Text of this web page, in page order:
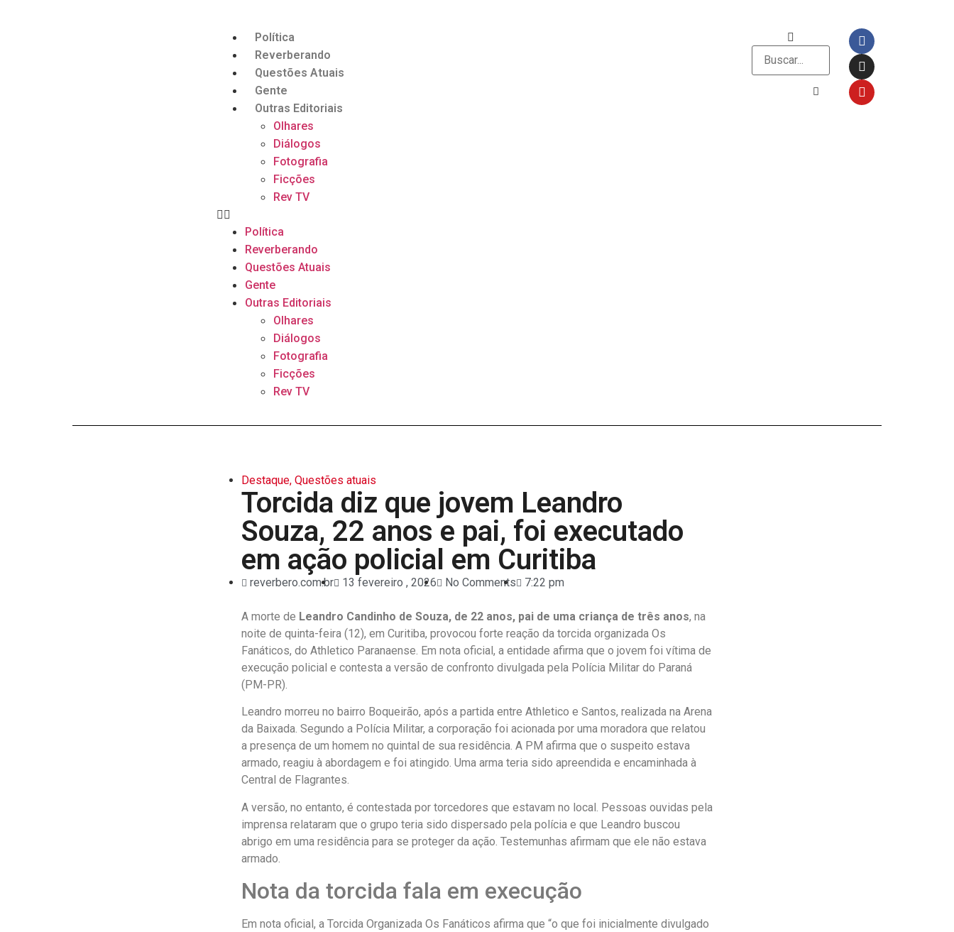
Política
Reverberando
Questões Atuais
Gente
Outras Editoriais
Olhares
Diálogos
Fotografia
Ficções
Rev TV
Política
Reverberando
Questões Atuais
Gente
Outras Editoriais
Olhares
Diálogos
Fotografia
Ficções
Rev TV
Destaque, Questões atuais
Torcida diz que jovem Leandro
Souza, 22 anos e pai, foi executado
em ação policial em Curitiba
reverbero.com.br 13 fevereiro , 2026 No Comments 7:22 pm
A morte de Leandro Candinho de Souza, de 22 anos, pai de uma criança de três anos, na
noite de quinta-feira (12), em Curitiba, provocou forte reação da torcida organizada Os
Fanáticos, do Athletico Paranaense. Em nota oficial, a entidade afirma que o jovem foi vítima de
execução policial e contesta a versão de confronto divulgada pela Polícia Militar do Paraná
(PM-PR).
Leandro morreu no bairro Boqueirão, após a partida entre Athletico e Santos, realizada na Arena
da Baixada. Segundo a Polícia Militar, a corporação foi acionada por uma moradora que relatou
a presença de um homem no quintal de sua residência. A PM afirma que o suspeito estava
armado, reagiu à abordagem e foi atingido. Uma arma teria sido apreendida e encaminhada à
Central de Flagrantes.
A versão, no entanto, é contestada por torcedores que estavam no local. Pessoas ouvidas pela
imprensa relataram que o grupo teria sido dispersado pela polícia e que Leandro buscou
abrigo em uma residência para se proteger da ação. Testemunhas afirmam que ele não estava
armado.
Nota da torcida fala em execução
Em nota oficial, a Torcida Organizada Os Fanáticos afirma que “o que foi inicialmente divulgado